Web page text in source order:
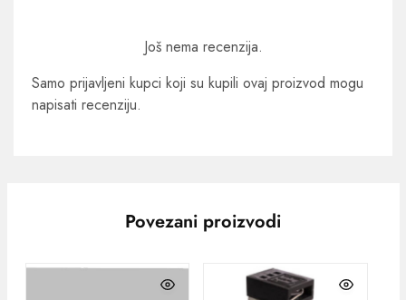
Još nema recenzija.
Samo prijavljeni kupci koji su kupili ovaj proizvod mogu
napisati recenziju.
Povezani proizvodi